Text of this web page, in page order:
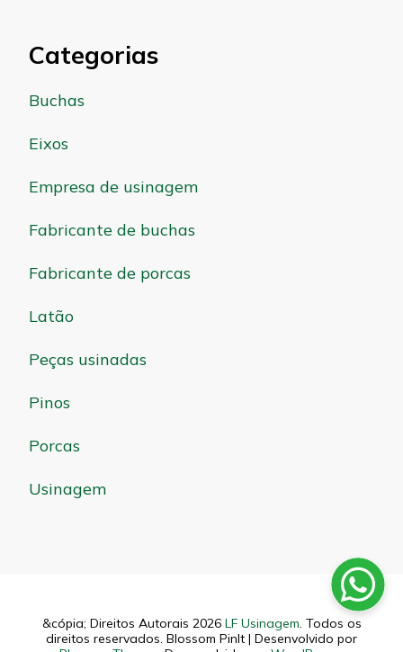
Categorias
Buchas
Eixos
Empresa de usinagem
Fabricante de buchas
Fabricante de porcas
Latão
Peças usinadas
Pinos
Porcas
Usinagem
&cópia; Direitos Autorais 2026 LF Usinagem. Todos os
direitos reservados. Blossom PinIt | Desenvolvido por